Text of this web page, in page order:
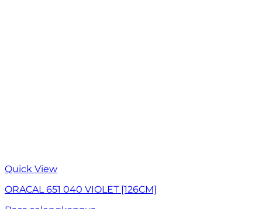
Quick View
ORACAL 651 040 VIOLET [126CM]